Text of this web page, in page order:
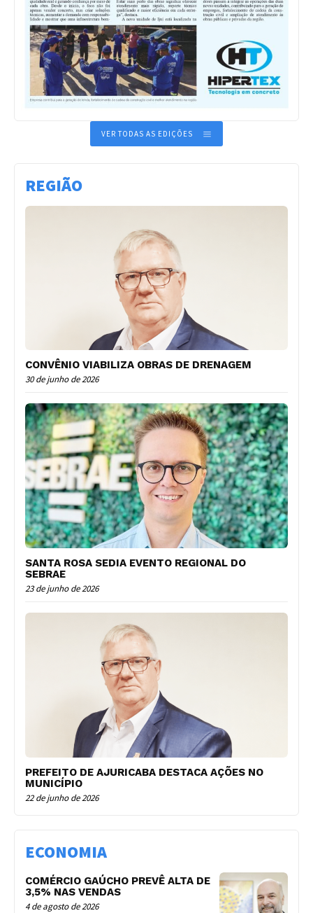
VER TODAS AS EDIÇÕES
REGIÃO
CONVÊNIO VIABILIZA OBRAS DE DRENAGEM
30 de junho de 2026
SANTA ROSA SEDIA EVENTO REGIONAL DO
SEBRAE
23 de junho de 2026
PREFEITO DE AJURICABA DESTACA AÇÕES NO
MUNICÍPIO
22 de junho de 2026
ECONOMIA
COMÉRCIO GAÚCHO PREVÊ ALTA DE
3,5% NAS VENDAS
4 de agosto de 2026